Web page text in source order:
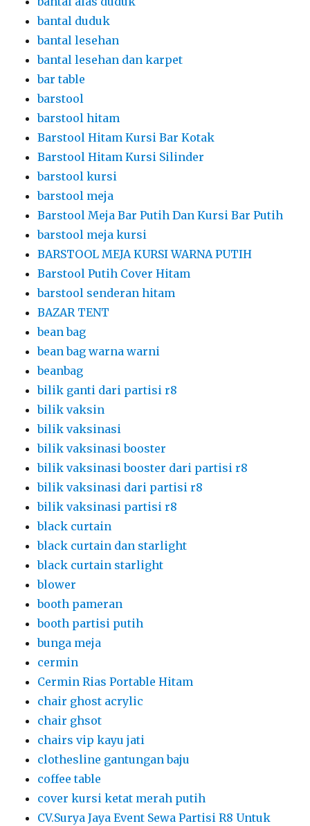
bantal duduk
bantal lesehan
bantal lesehan dan karpet
bar table
barstool
barstool hitam
Barstool Hitam Kursi Bar Kotak
Barstool Hitam Kursi Silinder
barstool kursi
barstool meja
Barstool Meja Bar Putih Dan Kursi Bar Putih
barstool meja kursi
BARSTOOL MEJA KURSI WARNA PUTIH
Barstool Putih Cover Hitam
barstool senderan hitam
BAZAR TENT
bean bag
bean bag warna warni
beanbag
bilik ganti dari partisi r8
bilik vaksin
bilik vaksinasi
bilik vaksinasi booster
bilik vaksinasi booster dari partisi r8
bilik vaksinasi dari partisi r8
bilik vaksinasi partisi r8
black curtain
black curtain dan starlight
black curtain starlight
blower
booth pameran
booth partisi putih
bunga meja
cermin
Cermin Rias Portable Hitam
chair ghost acrylic
chair ghsot
chairs vip kayu jati
clothesline gantungan baju
coffee table
cover kursi ketat merah putih
CV.Surya Jaya Event Sewa Partisi R8 Untuk